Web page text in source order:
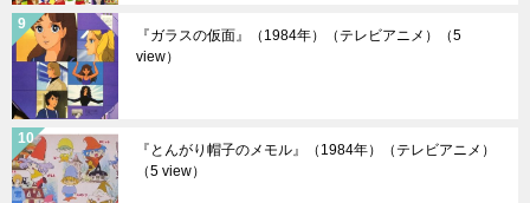
『ガラスの仮面』（1984年）（テレビアニメ）
（5
view）
『とんがり帽子のメモル』（1984年）（テレビアニメ）
（5 view）